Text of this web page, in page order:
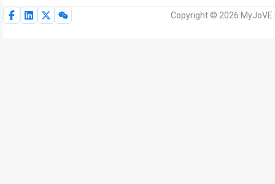
Copyright © 2026